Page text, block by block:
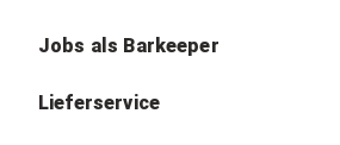
Jobs als Barkeeper
Lieferservice